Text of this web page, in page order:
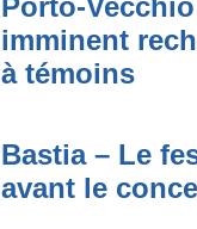
Porto-
imminent
à témoins
Bastia – Le
avant le